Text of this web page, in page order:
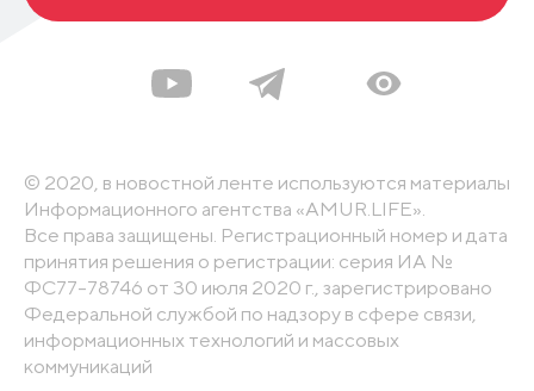
© 2020, в новостной ленте используются материалы
Информационного агентства «AMUR.LIFE».
Все права защищены. Регистрационный номер и дата
принятия решения о регистрации: серия ИА №
ФС77-78746 от 30 июля 2020 г., зарегистрировано
Федеральной службой по надзору в сфере связи,
информационных технологий и массовых
коммуникаций